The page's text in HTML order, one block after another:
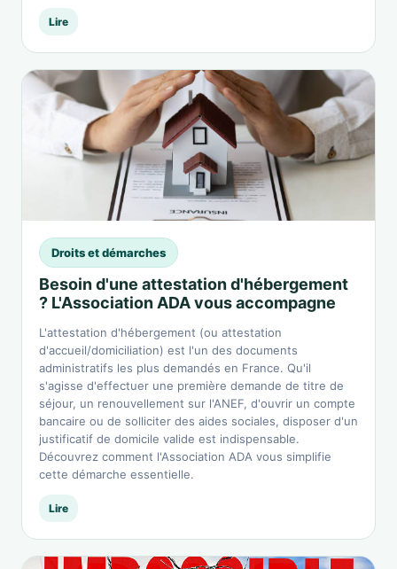
Lire
Droits et démarches
Besoin d'une attestation d'hébergement
? L'Association ADA vous accompagne
L'attestation d'hébergement (ou attestation
d'accueil/domiciliation) est l'un des documents
administratifs les plus demandés en France. Qu'il
s'agisse d'effectuer une première demande de titre de
séjour, un renouvellement sur l'ANEF, d'ouvrir un compte
bancaire ou de solliciter des aides sociales, disposer d'un
justificatif de domicile valide est indispensable.
Découvrez comment l'Association ADA vous simplifie
cette démarche essentielle.
Lire